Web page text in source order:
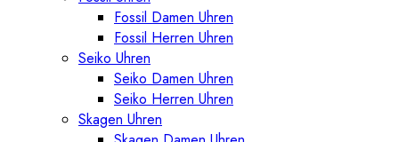
Fossil Damen Uhren
Fossil Herren Uhren
Seiko Uhren
Seiko Damen Uhren
Seiko Herren Uhren
Skagen Uhren